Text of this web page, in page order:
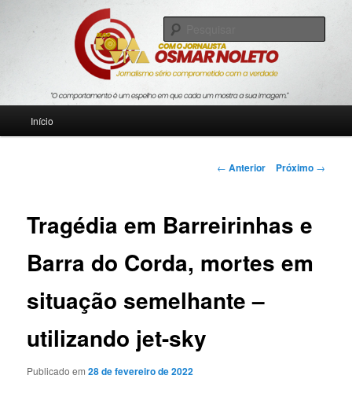
Blog Roda Viva
Jornalismo sério comprometido com a verdade
Início
Navegação
← Anterior Próximo →
Tragédia em Barreirinhas e
Barra do Corda, mortes em
situação semelhante –
utilizando jet-sky
Publicado em28 de fevereiro de 2022